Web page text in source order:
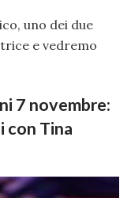
uno dei due
e vedremo
7 novembre:
con Tina